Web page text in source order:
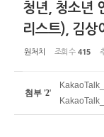
청년, 청소년
리스트), 김상
원처치 조회 수 415
첨부 '2'